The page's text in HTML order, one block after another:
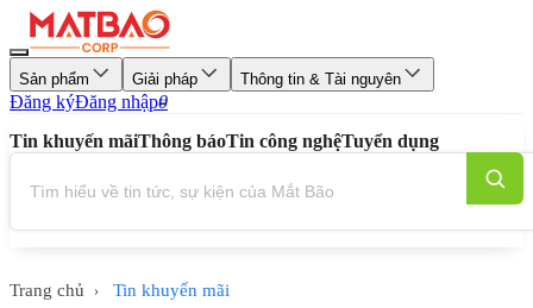
Sản phẩm Giải pháp Thông tin & Tài nguyên
Đăng kýĐăng nhập0
Tin khuyến mãiThông báoTin công nghệTuyển dụng
Trang chủ › Tin khuyến mãi